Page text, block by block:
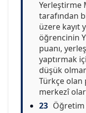
Yerleştirme
tarafından
üzere kayıt
öğrencinin
puanı,
yaptırmak
düşük
Türkçe
merkezî
23 Öğretim